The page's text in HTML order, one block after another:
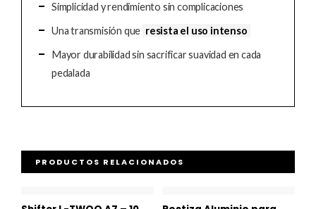
Simplicidad y rendimiento sin complicaciones
Una transmisión que resista el uso intenso
Mayor durabilidad sin sacrificar suavidad en cada
pedalada
PRODUCTOS RELACIONADOS